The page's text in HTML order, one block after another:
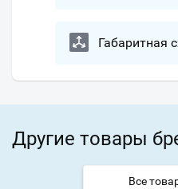
Габаритная
Другие товары
Все